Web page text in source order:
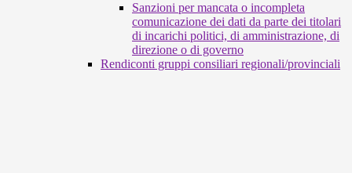
Sanzioni per mancata o incompleta
comunicazione dei dati da parte dei titolari
di incarichi politici, di amministrazione, di
direzione o di governo
Rendiconti gruppi consiliari regionali/provinciali